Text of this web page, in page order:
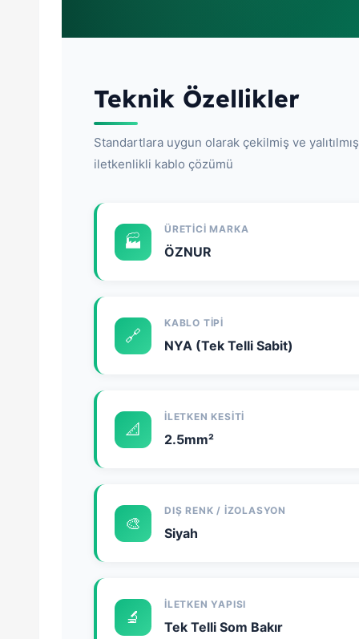
Teknik Özellikler
Standartlara uygun olarak çekilmiş ve
iletkenlikli kablo çözümü
🏭
ÜRETICI MARKA
ÖZNUR
🔗
KABLO TIPI
NYA (Tek Telli Sabit)
📐
İLETKEN KESITI
2.5mm²
🎨
DIŞ RENK / İZOLASYON
Siyah
🔬
İLETKEN YAPISI
Tek Telli Som Bakır